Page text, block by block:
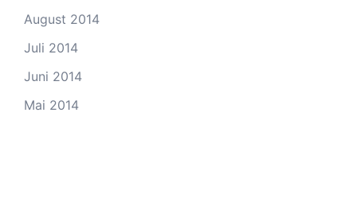
August 2014
Juli 2014
Juni 2014
Mai 2014